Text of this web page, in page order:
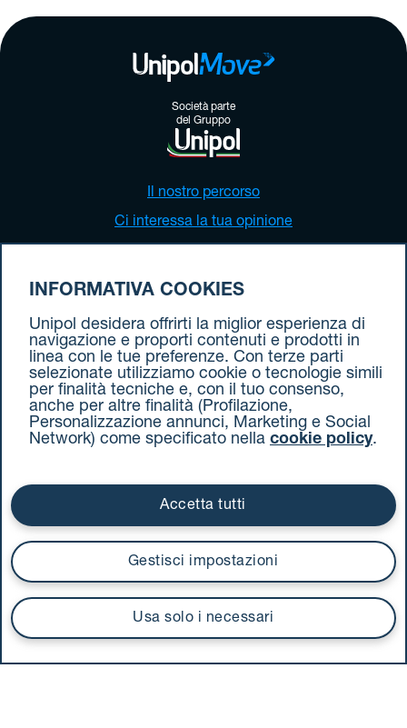
Società parte
del Gruppo
Il nostro percorso
Ci interessa la tua opinione
Verifica tutte le tratte attive
Accessibilità
Ti serve supporto?
INFORMATIVA COOKIES
Unipol desidera offrirti la miglior esperienza di
navigazione e proporti contenuti e prodotti in
linea con le tue preferenze. Con terze parti
selezionate utilizziamo cookie o tecnologie simili
per finalità tecniche e, con il tuo consenso,
anche per altre finalità (Profilazione,
Personalizzazione annunci, Marketing e Social
Network) come specificato nella cookie policy.
Usa solo i necessari
Gestisci impostazioni
Accetta tutti